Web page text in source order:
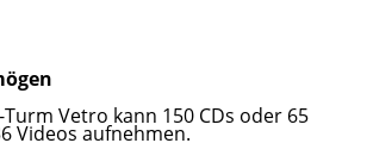
Turm Vetro kann 150 CDs oder 65
Videos aufnehmen.